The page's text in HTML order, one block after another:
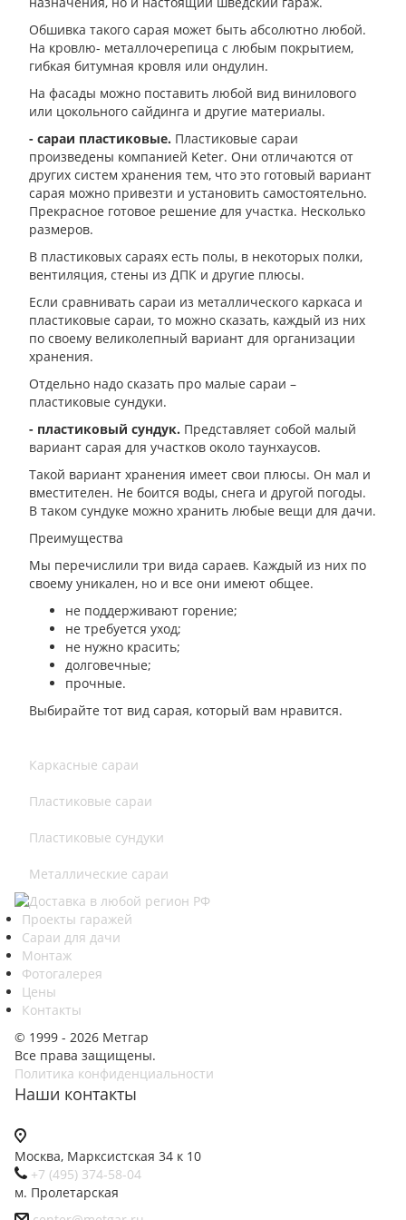
Обшивка такого сарая может быть абсолютно любой.
На кровлю- металлочерепица с любым покрытием,
гибкая битумная кровля или ондулин.
На фасады можно поставить любой вид винилового
или цокольного сайдинга и другие материалы.
- сараи пластиковые. Пластиковые сараи
произведены компанией Keter. Они отличаются от
других систем хранения тем, что это готовый вариант
сарая можно привезти и установить самостоятельно.
Прекрасное готовое решение для участка. Несколько
размеров.
В пластиковых сараях есть полы, в некоторых полки,
вентиляция, стены из ДПК и другие плюсы.
Если сравнивать сараи из металлического каркаса и
пластиковые сараи, то можно сказать, каждый из них
по своему великолепный вариант для организации
хранения.
Отдельно надо сказать про малые сараи –
пластиковые сундуки.
- пластиковый сундук. Представляет собой малый
вариант сарая для участков около таунхаусов.
Такой вариант хранения имеет свои плюсы. Он мал и
вместителен. Не боится воды, снега и другой погоды.
В таком сундуке можно хранить любые вещи для дачи.
Преимущества
Мы перечислили три вида сараев. Каждый из них по
своему уникален, но и все они имеют общее.
не поддерживают горение;
не требуется уход;
не нужно красить;
долговечные;
прочные.
Выбирайте тот вид сарая, который вам нравится.
Каркасные сараи
Пластиковые сараи
Пластиковые сундуки
Металлические сараи
Проекты гаражей
Сараи для дачи
Монтаж
Фотогалерея
Цены
Контакты
© 1999 - 2026 Метгар
Все права защищены.
Политика конфиденциальности
Наши контакты
Москва, Марксистская 34 к 10
+7 (495) 374-58-04
м. Пролетарская